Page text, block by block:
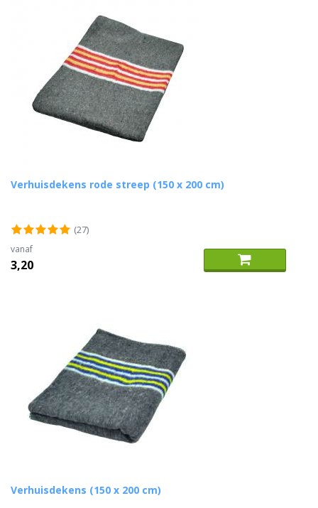
Verhuisdekens rode streep (150 x 200 cm)
(27)
vanaf
3,20
Verhuisdekens (150 x 200 cm)